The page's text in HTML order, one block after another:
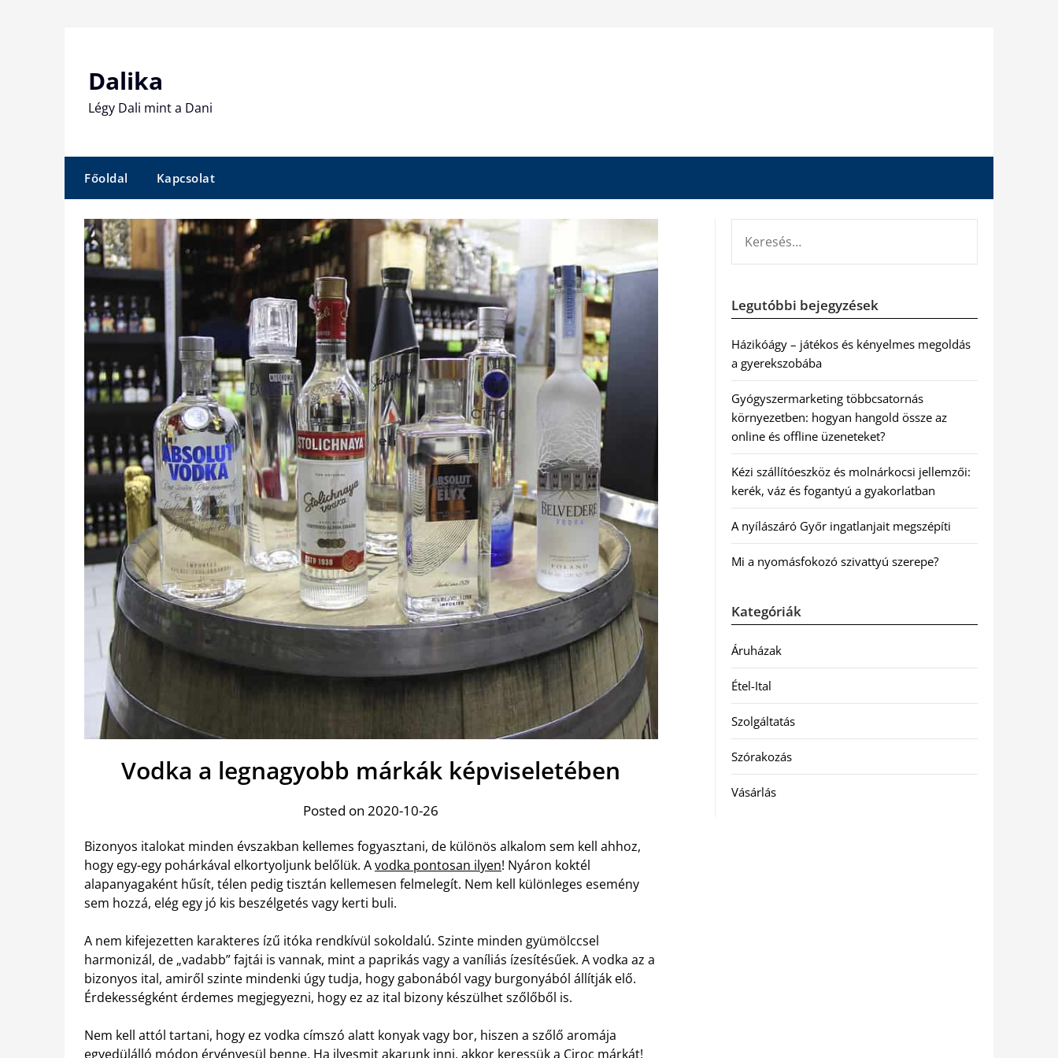
Dalika
Légy Dali mint a Dani
Főoldal Kapcsolat
Vodka a legnagyobb márkák képviseletében
Posted on 2020-10-26
Bizonyos italokat minden évszakban kellemes fogyasztani, de különös alkalom sem kell ahhoz,
hogy egy-egy pohárkával elkortyoljunk belőlük. Avodka pontosan ilyen! Nyáron koktél
alapanyagaként hűsít, télen pedig tisztán kellemesen felmelegít. Nem kell különleges esemény
sem hozzá, elég egy jó kis beszélgetés vagy kerti buli.
A nem kifejezetten karakteres ízű itóka rendkívül sokoldalú. Szinte minden gyümölccsel
harmonizál, de „vadabb” fajtái is vannak, mint a paprikás vagy a vaníliás ízesítésűek. A vodka az a
bizonyos ital, amiről szinte mindenki úgy tudja, hogy gabonából vagy burgonyából állítják elő.
Érdekességként érdemes megjegyezni, hogy ez az ital bizony készülhet szőlőből is.
Nem kell attól tartani, hogy ez vodka címszó alatt konyak vagy bor, hiszen a szőlő aromája
egyedülálló módon érvényesül benne. Ha ilyesmit akarunk inni, akkor keressük a Ciroc márkát!
Legutóbbi bejegyzések
Házikóágy – játékos és kényelmes megoldás
a gyerekszobába
Gyógyszermarketing többcsatornás
környezetben: hogyan hangold össze az
online és offline üzeneteket?
Kézi szállítóeszköz és molnárkocsi jellemzői:
kerék, váz és fogantyú a gyakorlatban
A nyílászáró Győr ingatlanjait megszépíti
Mi a nyomásfokozó szivattyú szerepe?
Kategóriák
Áruházak
Étel-Ital
Szolgáltatás
Szórakozás
Vásárlás